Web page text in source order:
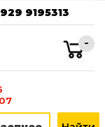
9195313
-